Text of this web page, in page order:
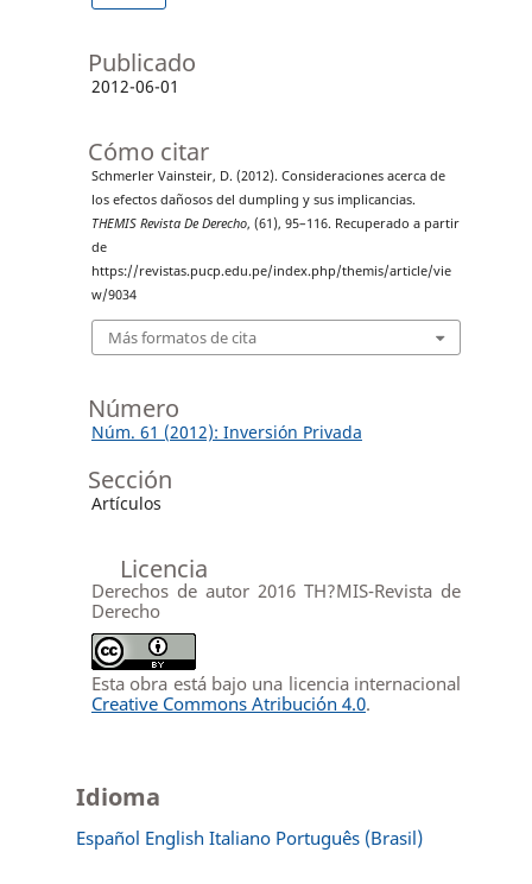
Publicado
2012-06-01
Cómo citar
Schmerler Vainsteir, D. (2012). Consideraciones acerca de
los efectos dañosos del dumpling y sus implicancias.
THEMIS Revista De Derecho, (61), 95–116. Recuperado a partir
de
https://revistas.pucp.edu.pe/index.php/themis/article/vie
w/9034
Más formatos de cita
Número
Núm. 61 (2012): Inversión Privada
Sección
Artículos
Licencia
Derechos de autor 2016 TH?MIS-Revista de
Derecho
Esta obra está bajo una licencia internacional
Creative Commons Atribución 4.0.
Idioma
Español English Italiano Português (Brasil)